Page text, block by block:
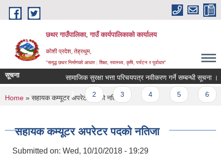
Skip to main content
छथर गाउँपालिका, गाउँ कार्यपालिकाको कार्यालय
कोशी प्रदेश, तेह्रथुम,
"समृद्ध छथर निर्माणको आधार : शिक्षा, स्वास्थ्य, कृषि, पर्यटन र पुर्वाधार”
सूचना सामाजिक सुरक्षा भत्ता परिचयपत्र नवीकरण गर्ने सम्बन्धी सूचना ।
Pages
1 2 3
You are here
Home » सहायक कम्यूटर अपरेटर पदको नतिजा
सहायक कम्यूटर अपरेटर पदको नतिजा
Submitted on: Wed, 10/10/2018 - 19:29